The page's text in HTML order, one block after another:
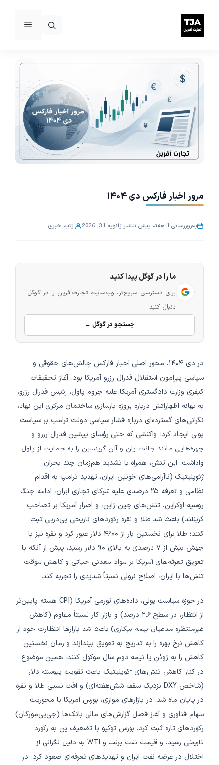
پرش
به
فهرست
مرور اخبار فارکس دی ۱۴۰۴
به‌روزرسانی:1 هفته پیش انتشار:ژانویه 31, 2026 ازتیم خبری
ما را در گوگل پیدا کنید
برای دسترسی سریع‌تر، وب‌سایت تجارت‌آفرین را در گوگل
دنبال کنید
جستجو در گوگل ←
در دی ۱۴۰۴، محور اصلی اخبار فارکس چالش‌های حقوقی و
سیاسی پیرامون استقلال فدرال رزرو آمریکا بود. آغاز تحقیقات
کیفری وزارت دادگستری آمریکا علیه جروم پاول، رئیس فدرال رزرو،
به بهانه اظهاراتش درباره پروژه بازسازی ساختمان مرکزی این نهاد،
نگرانی‌های گسترده‌ای درباره فشار سیاسی دولت ترامپ بر سیاست
پولی ایجاد کرد؛ واکنشی که حتی رؤسای پیشین فدرال رزرو و
چهره‌هایی مانند جانت یلن و آلن گرینسپن را به حمایت از پاول
واداشت. این تنش، همراه با تشدید هم‌زمان چند بحران
ژئوپلیتیک (ناآرامی‌های خونین ایران، تهدید ترامپ به اقدام
نظامی و تعرفه ۲۵ درصدی علیه شرکای تجاری ایران، ادامه جنگ
روسیه-اوکراین، تنش‌های چین-ژاپن، و اصرار آمریکا بر تصاحب
گرینلند) باعث شد طلا و نقره رکوردهای تاریخی پی‌درپی ثبت
کنند؛ طلا برای نخستین بار از ۴۶۰۰ دلار عبور کرد و نقره نیز با
جهش بیش از ۷ درصدی به بالای ۹۰ دلار رسید، پیش از آنکه با
تعویق تعرفه‌های آمریکا بر مواد معدنی حیاتی و کاهش موقت
تنش‌ها با ایران، اصلاح نزولی نسبتاً شدیدی را تجربه کند.
در حوزه سیاست پولی، داده‌های تورمی آمریکا (CPI هسته پایین‌تر
از انتظار، در سطح ۲.۶ درصد) و بازار کار نسبتاً مقاوم (کاهش
غیرمنتظره مدعیان بیمه بیکاری) باعث شد بازارها انتظارات خود از
کاهش نرخ بهره را به تدریج به تعویق بیندازند و زمان نخستین
کاهش را به ژوئن یا نیمه دوم سال موکول کنند؛ همین موضوع
در کنار کاهش تنش‌های ژئوپلیتیک باعث تقویت پیوسته دلار
(شاخص DXY نزدیک سقف شش‌هفته‌ای) و افت نسبی طلا و نقره
در پایان ماه شد. در بازارهای موازی، بورس آمریکا با محوریت
سهام فناوری و آغاز فصل گزارش‌های مالی بانک‌ها (جی‌پی‌مورگان)
رکوردهای تازه ثبت کرد، بورس توکیو با تضعیف ین به رکورد
تاریخی رسید، و قیمت نفت برنت و WTI به دلیل نگرانی از
اختلال در عرضه نفت ایران و تهدیدهای تعرفه‌ای صعود کرد. در